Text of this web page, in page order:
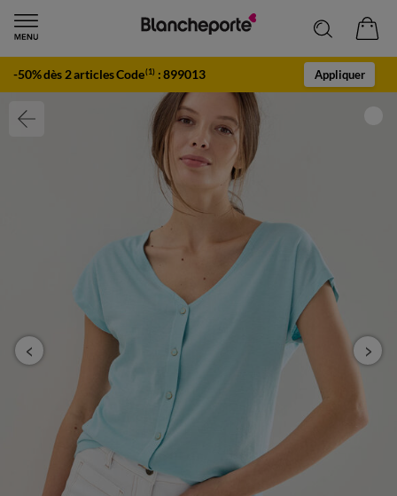
-50% dès 2 articles Code(1) :899013 Appliquer